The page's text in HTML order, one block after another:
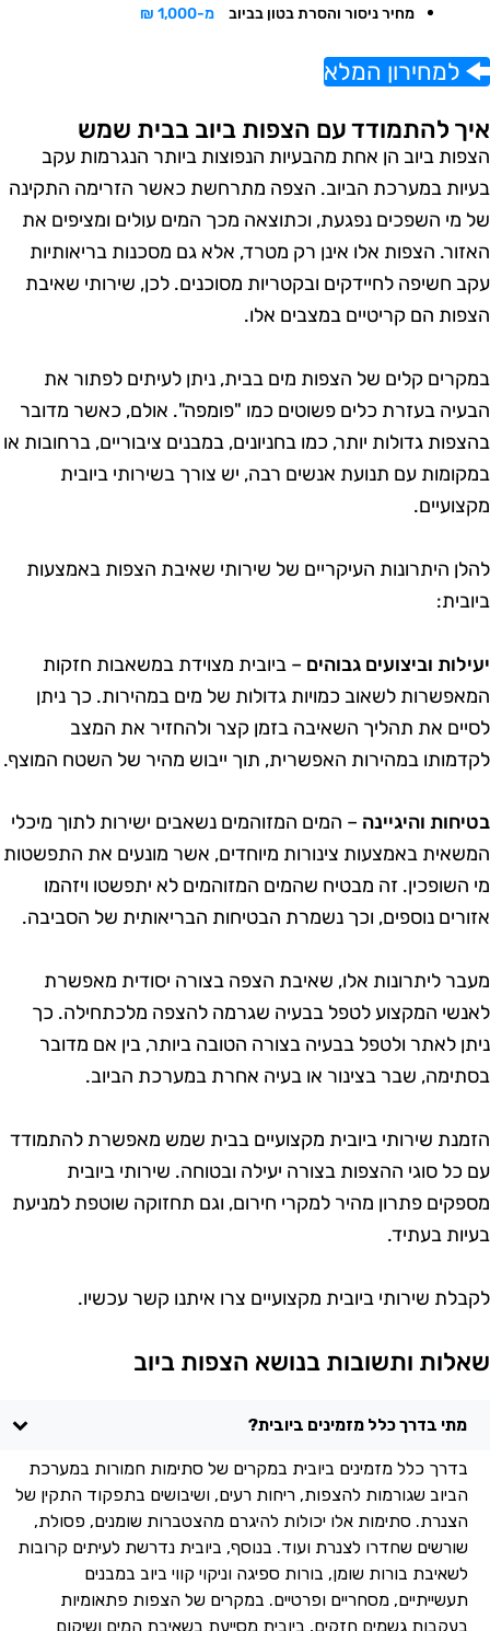
מחיר ניסור והסרת בטון בביוב
מ-1,000 ₪
למחירון המלא
להתמודד עם הצפות ביוב בבית שמש
ביוב הן אחת מהבעיות הנפוצות ביותר הנגרמות עקב
במערכת הביוב. הצפה מתרחשת כאשר הזרימה התקינה
מי השפכים נפגעת, וכתוצאה מכך המים עולים ומציפים את
הצפות אלו אינן רק מטרד, אלא גם מסכנות בריאותיות
חשיפה לחיידקים ובקטריות מסוכנים. לכן, שירותי שאיבת
הם קריטיים במצבים אלו.
קלים של הצפות מים בבית, ניתן לעיתים לפתור את
בעזרת כלים פשוטים כמו "פומפה". אולם, כאשר מדובר
גדולות יותר, כמו בחניונים, במבנים ציבוריים, ברחובות או
עם תנועת אנשים רבה, יש צורך בשירותי ביובית
היתרונות העיקריים של שירותי שאיבת הצפות באמצעות
וביצועים גבוהים– ביובית מצוידת במשאבות חזקות
לשאוב כמויות גדולות של מים במהירות. כך ניתן
את תהליך השאיבה בזמן קצר ולהחזיר את המצב
במהירות האפשרית, תוך ייבוש מהיר של השטח המוצף.
והיגיינה– המים המזוהמים נשאבים ישירות לתוך מיכלי
באמצעות צינורות מיוחדים, אשר מונעים את התפשטות
השופכין. זה מבטיח שהמים המזוהמים לא יתפשטו ויזהמו
נוספים, וכך נשמרת הבטיחות הבריאותית של הסביבה.
ליתרונות אלו, שאיבת הצפה בצורה יסודית מאפשרת
המקצוע לטפל בבעיה שגרמה להצפה מלכתחילה. כך
לאתר ולטפל בבעיה בצורה הטובה ביותר, בין אם מדובר
שבר בצינור או בעיה אחרת במערכת הביוב.
שירותי ביובית מקצועיים בבית שמש מאפשרת להתמודד
כל סוגי ההצפות בצורה יעילה ובטוחה. שירותי ביובית
פתרון מהיר למקרי חירום, וגם תחזוקה שוטפת למניעת
בעתיד.
שירותי ביובית מקצועיים צרו איתנו קשר עכשיו.
ותשובות בנושא הצפות ביוב
מתי בדרך כלל מזמינים ביובית?
בדרך כלל מזמינים ביובית במקרים של סתימות חמורות במערכת
הביוב שגורמות להצפות, ריחות רעים, ושיבושים בתפקוד התקין של
הצנרת. סתימות אלו יכולות להיגרם מהצטברות שומנים, פסולת,
שורשים שחדרו לצנרת ועוד. בנוסף, ביובית נדרשת לעיתים קרובות
לשאיבת בורות שומן, בורות ספיגה וניקוי קווי ביוב במבנים
תעשייתיים, מסחריים ופרטיים. במקרים של הצפות פתאומיות
בעקבות גשמים חזקים, ביובית מסייעת בשאיבת המים ושיקום